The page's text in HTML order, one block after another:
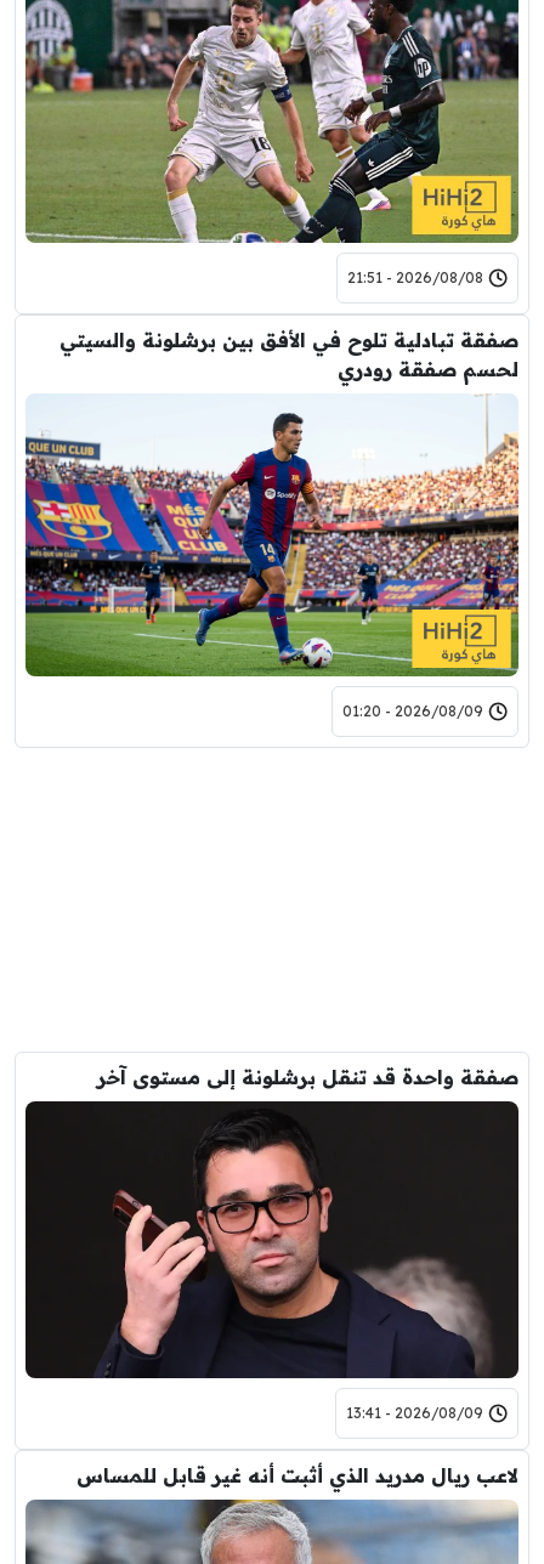
2026/08/08 - 21:51
صفقة تبادلية تلوح في الأفق بين برشلونة والسيتي
لحسم صفقة رودري
2026/08/09 - 01:20
صفقة واحدة قد تنقل برشلونة إلى مستوى آخر
2026/08/09 - 13:41
لاعب ريال مدريد الذي أثبت أنه غير قابل للمساس